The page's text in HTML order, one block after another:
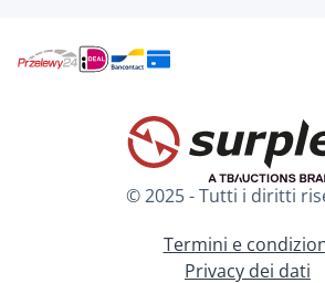
© 2025 - Tutti i diritti
Termini e
Privacy dei dati